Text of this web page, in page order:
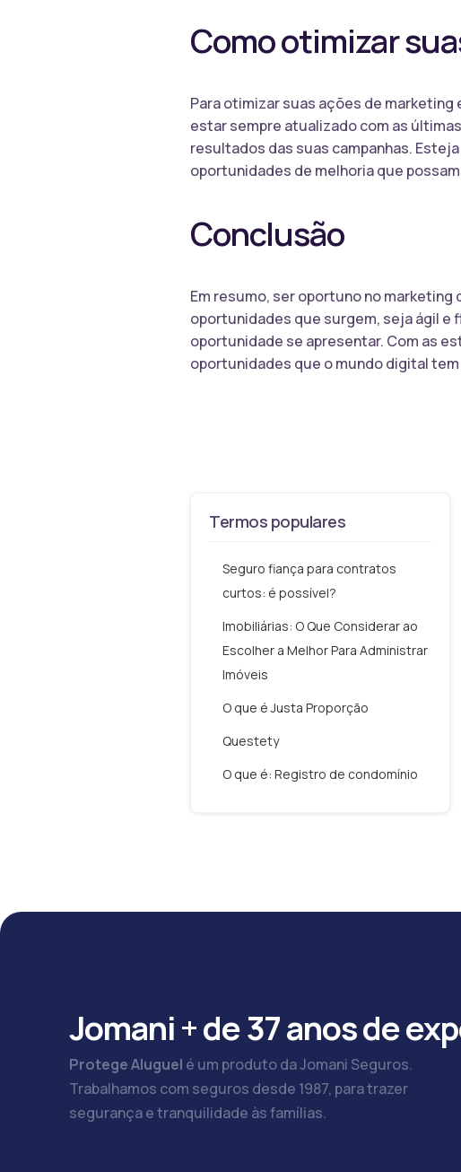
Como otimizar
Para otimizar suas ações de
estar sempre atualizado com as
resultados das suas campanhas.
oportunidades de melhoria que
Conclusão
Em resumo, ser oportuno no
oportunidades que surgem, seja ágil e
oportunidade se apresentar. Com as
oportunidades que o mundo digital
Termos populares
Seguro fiança para contratos
curtos: é possível?
Imobiliárias: O Que Considerar ao
Escolher a Melhor Para Administrar
Imóveis
O que é Justa Proporção
Questety
O que é: Registro de condomínio
Jomani + de 37 anos de
Protege Aluguel é um produto da Jomani Seguros.
Trabalhamos com seguros desde 1987, para trazer
segurança e tranquilidade às famílias.